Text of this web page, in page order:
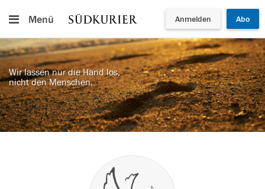
Menü Anmelden Abo
Wir lassen nur die Hand los,
nicht den Menschen.